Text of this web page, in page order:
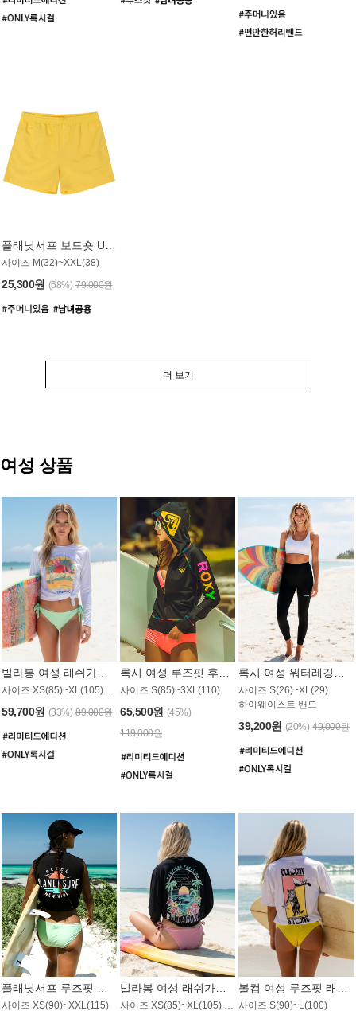
플래닛서프 보드숏 UMB008YPS
사이즈 M(32)~XXL(38)
25,300원 (68%) 79,000원
더 보기
여성 상품
59,700원 (33%) 89,000원
사이즈 S(85)~3XL(110)
65,500원 (45%)
119,000원
사이즈 S(26)~XL(29)
하이웨이스트 밴드
39,200원 (20%) 49,000원
사이즈 XS(90)~XXL(115) 사이즈 XS(85)~XL(105) / 오버핏 사이즈 S(90)~L(100)